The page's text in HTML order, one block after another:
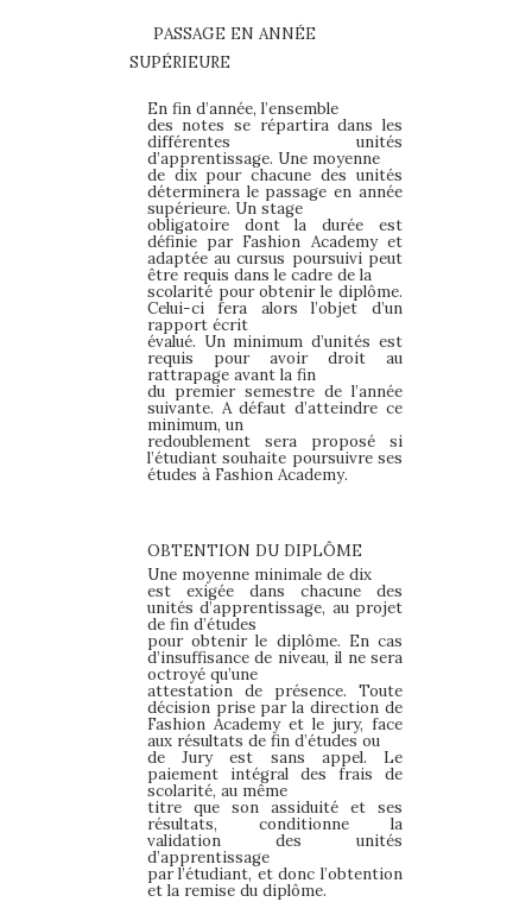
PASSAGE EN ANNÉE
SUPÉRIEURE
En fin d’année, l’ensemble
des notes se répartira dans les
différentes unités
d’apprentissage. Une moyenne
de dix pour chacune des unités
déterminera le passage en année
supérieure. Un stage
obligatoire dont la durée est
définie par Fashion Academy et
adaptée au cursus poursuivi peut
être requis dans le cadre de la
scolarité pour obtenir le diplôme.
Celui-ci fera alors l’objet d’un
rapport écrit
évalué. Un minimum d’unités est
requis pour avoir droit au
rattrapage avant la fin
du premier semestre de l’année
suivante. A défaut d’atteindre ce
minimum, un
redoublement sera proposé si
l’étudiant souhaite poursuivre ses
études à Fashion Academy.
OBTENTION DU DIPLÔME
Une moyenne minimale de dix
est exigée dans chacune des
unités d’apprentissage, au projet
de fin d’études
pour obtenir le diplôme. En cas
d’insuffisance de niveau, il ne sera
octroyé qu’une
attestation de présence. Toute
décision prise par la direction de
Fashion Academy et le jury, face
aux résultats de fin d’études ou
de Jury est sans appel. Le
paiement intégral des frais de
scolarité, au même
titre que son assiduité et ses
résultats, conditionne la
validation des unités
d’apprentissage
par l’étudiant, et donc l’obtention
et la remise du diplôme.